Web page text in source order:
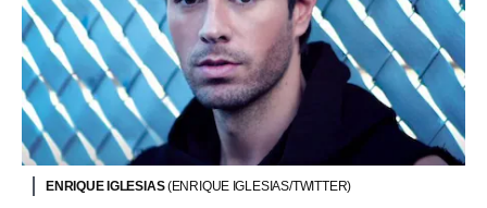
ENRIQUE IGLESIAS(ENRIQUE IGLESIAS/TWITTER)